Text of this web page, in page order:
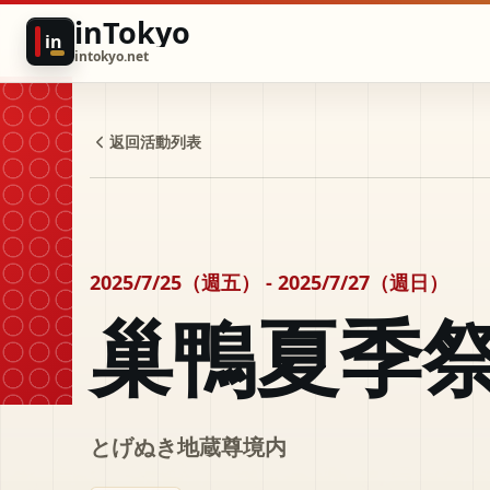
in inTokyo
intokyo.net
返回活動列表
2025/7/25（週五） - 2025/7/27（週日）
巢鴨夏季
とげぬき地蔵尊境内